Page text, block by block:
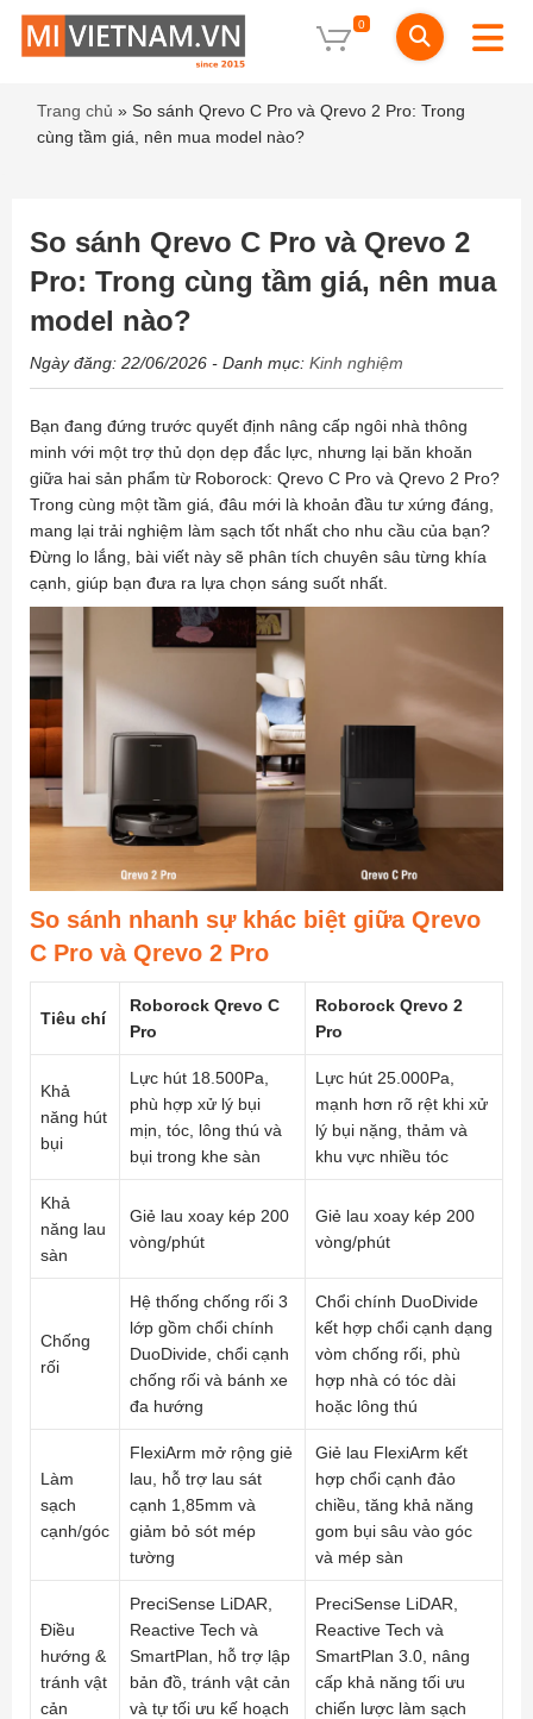
0
Trang chủ » So sánh Qrevo C Pro và Qrevo 2 Pro: Trong
cùng tầm giá, nên mua model nào?
So sánh Qrevo C Pro và Qrevo 2
Pro: Trong cùng tầm giá, nên mua
model nào?
Ngày đăng: 22/06/2026 - Danh mục: Kinh nghiệm
Bạn đang đứng trước quyết định nâng cấp ngôi nhà thông
minh với một trợ thủ dọn dẹp đắc lực, nhưng lại băn khoăn
giữa hai sản phẩm từ Roborock: Qrevo C Pro và Qrevo 2 Pro?
Trong cùng một tầm giá, đâu mới là khoản đầu tư xứng đáng,
mang lại trải nghiệm làm sạch tốt nhất cho nhu cầu của bạn?
Đừng lo lắng, bài viết này sẽ phân tích chuyên sâu từng khía
cạnh, giúp bạn đưa ra lựa chọn sáng suốt nhất.
So sánh nhanh sự khác biệt giữa Qrevo
C Pro và Qrevo 2 Pro
Tiêu chí
Roborock Qrevo C
Pro
Roborock Qrevo 2
Pro
Khả
năng hút
bụi
Lực hút 18.500Pa,
phù hợp xử lý bụi
mịn, tóc, lông thú và
bụi trong khe sàn
Lực hút 25.000Pa,
mạnh hơn rõ rệt khi xử
lý bụi nặng, thảm và
khu vực nhiều tóc
Khả
năng lau
sàn
Giẻ lau xoay kép 200
vòng/phút
Giẻ lau xoay kép 200
vòng/phút
Chống
rối
Hệ thống chống rối 3
lớp gồm chổi chính
DuoDivide, chổi cạnh
chống rối và bánh xe
đa hướng
Chổi chính DuoDivide
kết hợp chổi cạnh dạng
vòm chống rối, phù
hợp nhà có tóc dài
hoặc lông thú
Làm
sạch
cạnh/góc
FlexiArm mở rộng giẻ
lau, hỗ trợ lau sát
cạnh 1,85mm và
giảm bỏ sót mép
tường
Giẻ lau FlexiArm kết
hợp chổi cạnh đảo
chiều, tăng khả năng
gom bụi sâu vào góc
và mép sàn
Điều
hướng &
tránh vật
cản
PreciSense LiDAR,
Reactive Tech và
SmartPlan, hỗ trợ lập
bản đồ, tránh vật cản
và tự tối ưu kế hoạch
PreciSense LiDAR,
Reactive Tech và
SmartPlan 3.0, nâng
cấp khả năng tối ưu
chiến lược làm sạch